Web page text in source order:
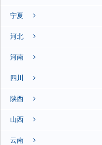
宁夏
河北
河南
四川
陕西
山西
云南